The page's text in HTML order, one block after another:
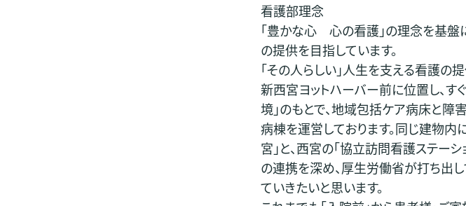
看護部理念
「豊かな心 心の看護」の理念を基
の提供を目指しています。
「その人らしい」人生を支える看護の
新西宮ヨットハーバー前に位置し、す
境」のもとで、地域包括ケア病床と障
病棟を運営しております。同じ建物
宮」と、西宮の「協立訪問看護ステー
の連携を深め、厚生労働省が打ち出し
ていきたいと思います。